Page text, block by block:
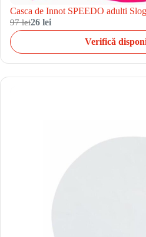
Casca de Innot SPEEDO adulti
97 lei26 lei
Verifică